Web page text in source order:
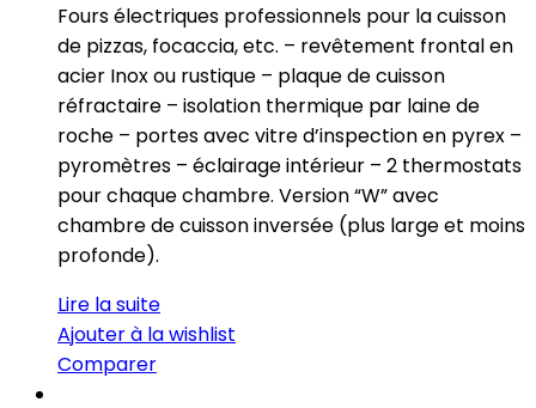
Fours électriques professionnels pour la cuisson
de pizzas, focaccia, etc. – revêtement frontal en
acier Inox ou rustique – plaque de cuisson
réfractaire – isolation thermique par laine de
roche – portes avec vitre d’inspection en pyrex –
pyromètres – éclairage intérieur – 2 thermostats
pour chaque chambre. Version “W” avec
chambre de cuisson inversée (plus large et moins
profonde).
Lire la suite
Ajouter à la wishlist
Comparer